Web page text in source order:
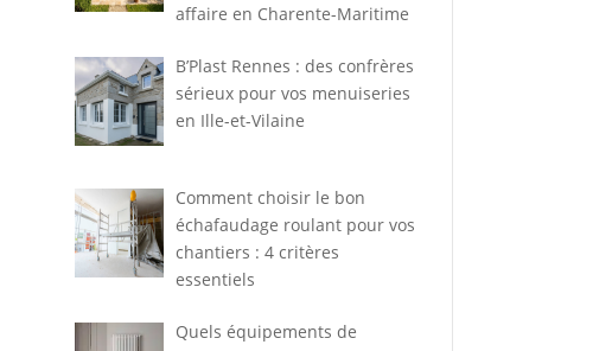
affaire en Charente-Maritime
B’Plast Rennes : des confrères
sérieux pour vos menuiseries
en Ille-et-Vilaine
Comment choisir le bon
échafaudage roulant pour vos
chantiers : 4 critères
essentiels
Quels équipements de